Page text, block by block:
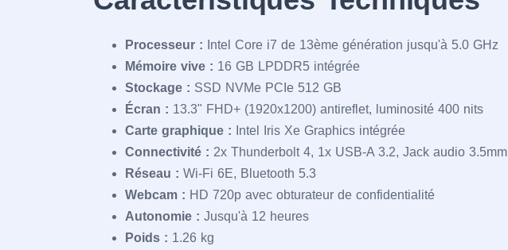
Processeur : Intel Core i7 de 13ème génération jusqu'à 5.0 GHz
Mémoire vive : 16 GB LPDDR5 intégrée
Stockage : SSD NVMe PCIe 512 GB
Écran : 13.3" FHD+ (1920x1200) antireflet, luminosité 400 nits
Carte graphique : Intel Iris Xe Graphics intégrée
Connectivité : 2x Thunderbolt 4, 1x USB-A 3.2, Jack audio 3.5mm
Réseau : Wi-Fi 6E, Bluetooth 5.3
Webcam : HD 720p avec obturateur de confidentialité
Autonomie : Jusqu'à 12 heures
Poids : 1.26 kg